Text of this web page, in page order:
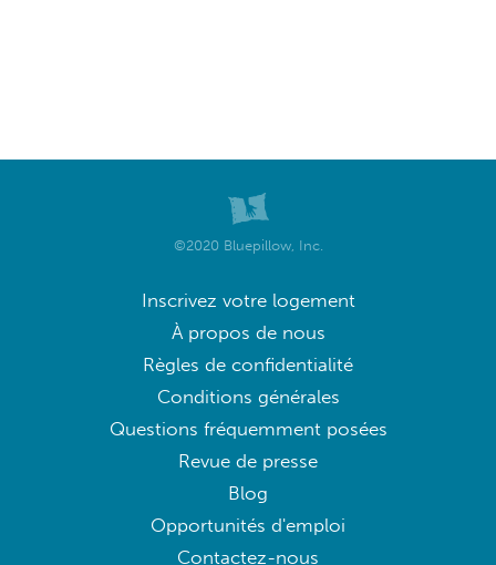
©2020 Bluepillow, Inc.
Inscrivez votre logement
À propos de nous
Règles de confidentialité
Conditions générales
Questions fréquemment posées
Revue de presse
Blog
Opportunités d'emploi
Contactez-nous